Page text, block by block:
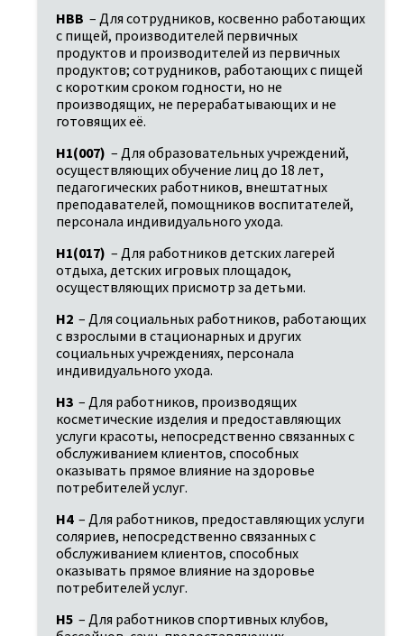
HBB – Для сотрудников, косвенно работающих
с пищей, производителей первичных
продуктов и производителей из первичных
продуктов; сотрудников, работающих с пищей
с коротким сроком годности, но не
производящих, не перерабатывающих и не
готовящих её.
H1(007) – Для образовательных учреждений,
осуществляющих обучение лиц до 18 лет,
педагогических работников, внештатных
преподавателей, помощников воспитателей,
персонала индивидуального ухода.
H1(017) – Для работников детских лагерей
отдыха, детских игровых площадок,
осуществляющих присмотр за детьми.
H2 – Для социальных работников, работающих
с взрослыми в стационарных и других
социальных учреждениях, персонала
индивидуального ухода.
H3 – Для работников, производящих
косметические изделия и предоставляющих
услуги красоты, непосредственно связанных с
обслуживанием клиентов, способных
оказывать прямое влияние на здоровье
потребителей услуг.
H4 – Для работников, предоставляющих услуги
соляриев, непосредственно связанных с
обслуживанием клиентов, способных
оказывать прямое влияние на здоровье
потребителей услуг.
H5 – Для работников спортивных клубов,